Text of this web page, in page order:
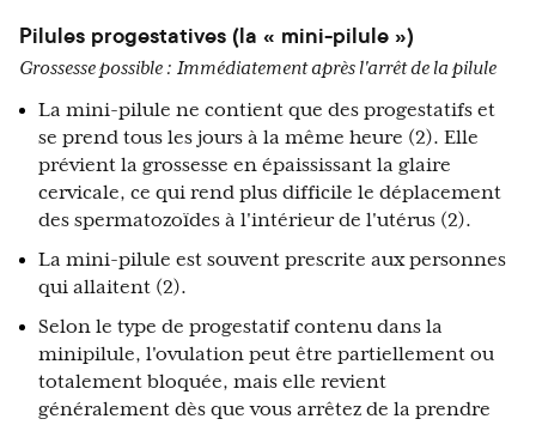
Pilules progestatives (la « mini-pilule »)
Grossesse possible : Immédiatement après l'arrêt de la pilule
La mini-pilule ne contient que des progestatifs et
se prend tous les jours à la même heure (2). Elle
prévient la grossesse en épaississant la glaire
cervicale, ce qui rend plus difficile le déplacement
des spermatozoïdes à l'intérieur de l'utérus (2).
La mini-pilule est souvent prescrite aux personnes
qui allaitent (2).
Selon le type de progestatif contenu dans la
minipilule, l'ovulation peut être partiellement ou
totalement bloquée, mais elle revient
généralement dès que vous arrêtez de la prendre